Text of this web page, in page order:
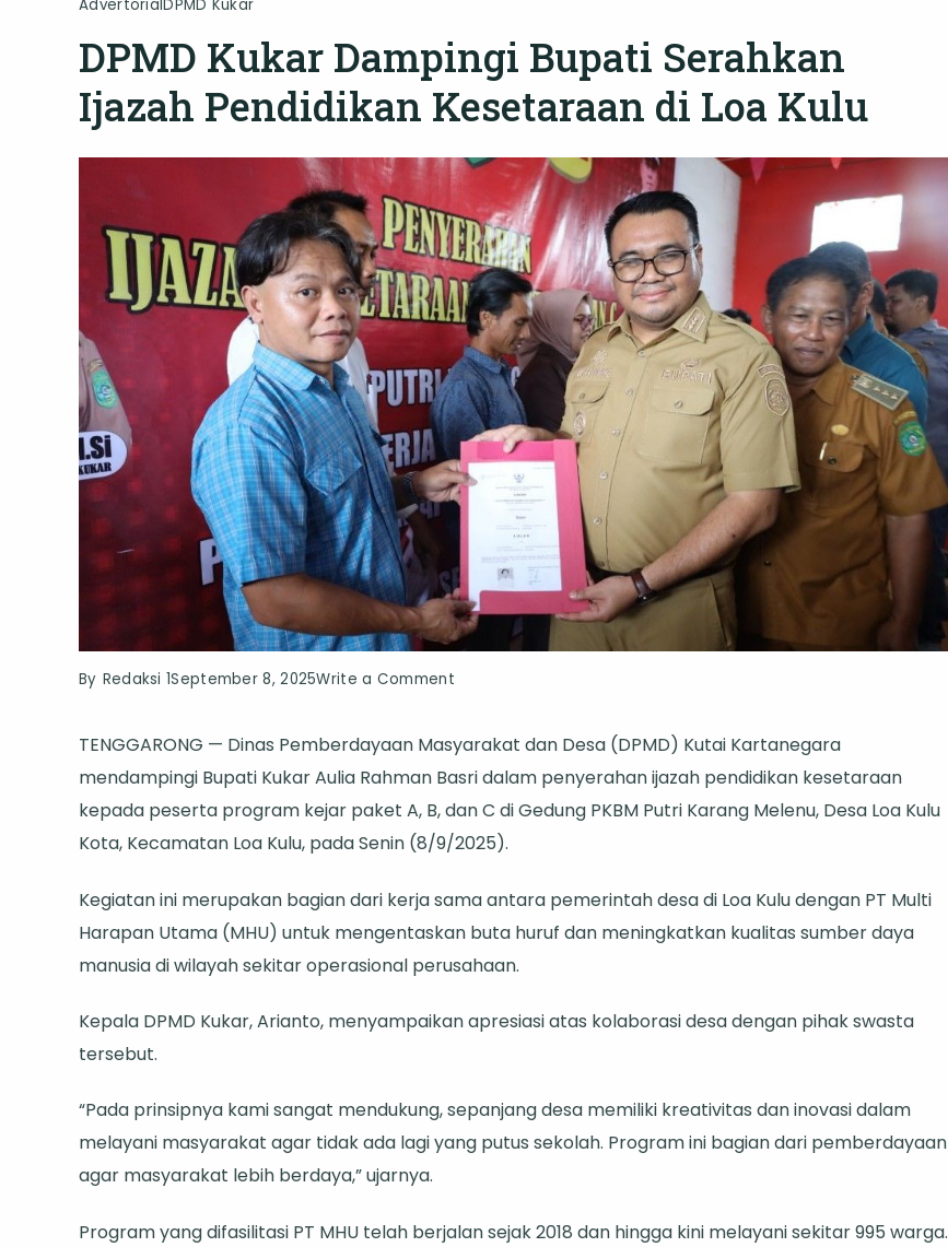
AdvertorialDPMD Kukar
DPMD Kukar Dampingi Bupati Serahkan
Ijazah Pendidikan Kesetaraan di Loa Kulu
By Redaksi 1September 8, 2025Write a Commenton
Kukar
Dampingi
Bupati
Serahkan
Pendidikan
Kesetaraan
di
TENGGARONG — Dinas Pemberdayaan Masyarakat dan Desa (DPMD) Kutai Kartanegara
mendampingi Bupati Kukar Aulia Rahman Basri dalam penyerahan ijazah pendidikan kesetaraan
kepada peserta program kejar paket A, B, dan C di Gedung PKBM Putri Karang Melenu, Desa Loa Kulu
Kota, Kecamatan Loa Kulu, pada Senin (8/9/2025).
Kegiatan ini merupakan bagian dari kerja sama antara pemerintah desa di Loa Kulu dengan PT Multi
Harapan Utama (MHU) untuk mengentaskan buta huruf dan meningkatkan kualitas sumber daya
manusia di wilayah sekitar operasional perusahaan.
Kepala DPMD Kukar, Arianto, menyampaikan apresiasi atas kolaborasi desa dengan pihak swasta
tersebut.
“Pada prinsipnya kami sangat mendukung, sepanjang desa memiliki kreativitas dan inovasi dalam
melayani masyarakat agar tidak ada lagi yang putus sekolah. Program ini bagian dari pemberdayaan
agar masyarakat lebih berdaya,” ujarnya.
Program yang difasilitasi PT MHU telah berjalan sejak 2018 dan hingga kini melayani sekitar 995 warga.